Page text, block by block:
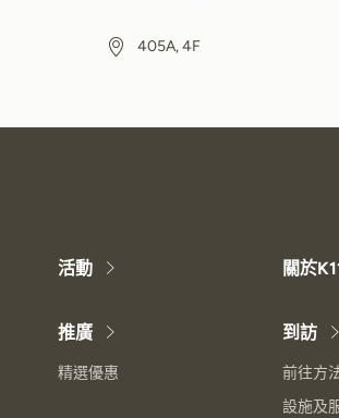
405A, 4F
活動
推廣
精選優惠
關於
到訪
前往方
設施及